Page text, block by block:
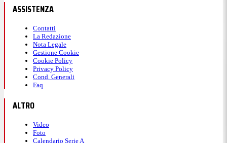
ASSISTENZA
Contatti
La Redazione
Nota Legale
Gestione Cookie
Cookie Policy
Privacy Policy
Cond. Generali
Faq
ALTRO
Video
Foto
Calendario Serie A